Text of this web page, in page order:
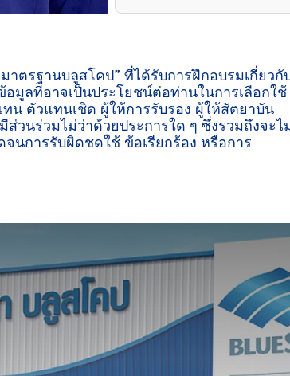
ตรฐานบลูสโคป” ที่ได้รับการฝึกอบรมเกี่ยวกั
ลที่อาจเป็นประโยชน์ต่อท่านในการเลือกใช้
น ตัวแทนเชิด ผู้ให้การรับรอง ผู้ให้สัตยาบัน
วนร่วมไม่ว่าด้วยประการใด ๆ ซึ่งรวมถึงจะไ
นการรับผิดชดใช้ ข้อเรียกร้อง หรือการ